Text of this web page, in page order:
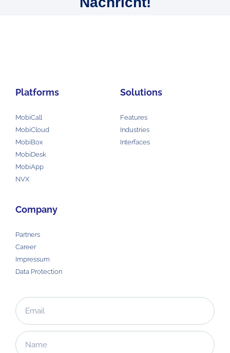
Platforms
MobiCall
MobiCloud
MobiBox
MobiDesk
MobiApp
NVX
Solutions
Features
Industries
Interfaces
Company
Partners
Career
Impressum
Data Protection